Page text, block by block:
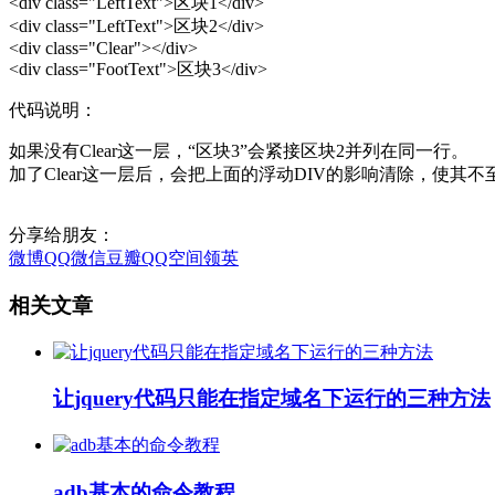
<div class="LeftText">区块2</div>
<div class="Clear"></div>
<div class="FootText">区块3</div>
代码说明：
如果没有Clear这一层，“区块3”会紧接区块2并列在同一行。
加了Clear这一层后，会把上面的浮动DIV的影响清除，使其不
分享给朋友：
微博QQ微信豆瓣QQ空间领英
相关文章
让jquery代码只能在指定域名下运行的三种方法